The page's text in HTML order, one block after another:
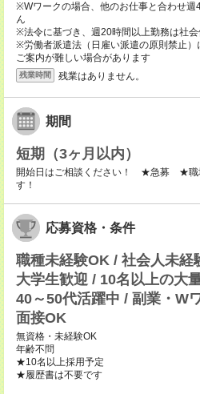
※Wワークの場合、他のお仕事と合わせ
ん
※法令に基づき、週20時間以上勤務は社
※労働者派遣法（日雇い派遣の原則禁止
ご案内が難しい場合があります
残業時間 残業はありません。
期間
短期（3ヶ月以内）
開始日はご相談ください！ ★急募 ★職
す！
応募資格・条件
職種未経験OK / 社会人未経
大学生歓迎 / 10名以上の大
40～50代活躍中 / 副業・W
面接OK
無資格・未経験OK
年齢不問
★10名以上採用予定
★履歴書は不要です